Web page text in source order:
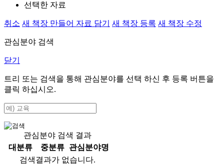
선택한 자료
취소 새 책장 만들어 자료 담기 새 책장 등록 새 책장 수정
관심분야 검색
닫기
트리 또는 검색을 통해 관심분야를 선택 하신 후 등록 버튼을
클릭 하십시오.
관심분야 검색 결과
대분류
중분류
관심분야명
검색결과가 없습니다.